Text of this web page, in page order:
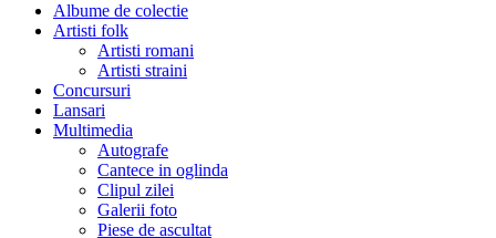
Albume de colectie
Artisti folk
Artisti romani
Artisti straini
Concursuri
Lansari
Multimedia
Autografe
Cantece in oglinda
Clipul zilei
Galerii foto
Piese de ascultat